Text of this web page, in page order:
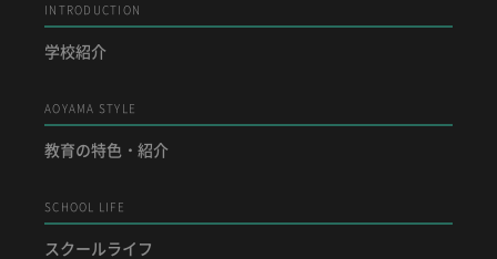
INTRODUCTION
学校紹介
AOYAMA STYLE
教育の特色・紹介
SCHOOL LIFE
スクールライフ